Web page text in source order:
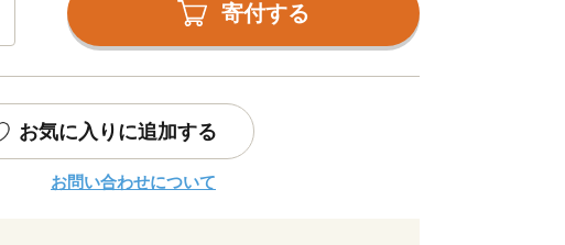
寄付する
お気に入りに追加する
お問い合わせについて